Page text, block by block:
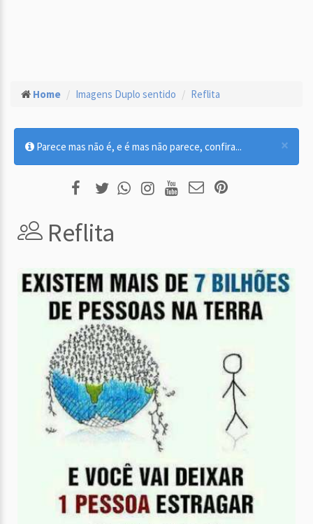
Home Imagens Duplo sentido Reflita
×
Parece mas não é, e é mas não parece, confira...
Reflita